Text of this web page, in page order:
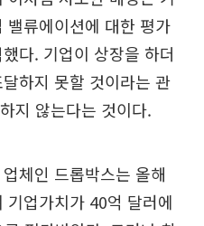
밸류에이션에 대한 평가
다. 기업이 상장을 하더
하지 못할 것이라는 관
지 않는다는 것이다.
체인 드롭박스는 올해
기업가치가 40억 달러에